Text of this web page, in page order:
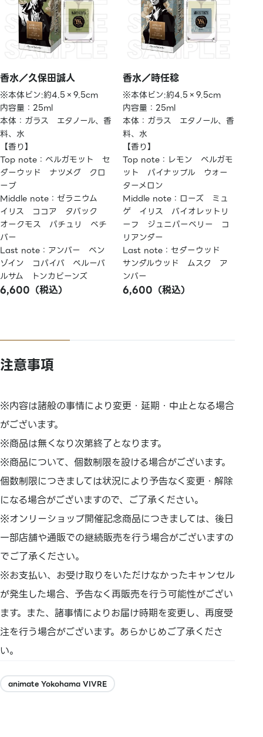
香水／久保田誠人
※本体ビン:約4.5×9.5cm
内容量：25ml
本体：ガラス エタノール、香
料、水
【香り】
Top note：ベルガモット セ
ダーウッド ナツメグ クロ
ーブ
Middle note：ゼラニウム
イリス ココア タバック
オークモス パチュリ ベチ
バー
Last note：アンバー ベン
ゾイン コパイバ ペルーバ
ルサム トンカビーンズ
6,600（税込）
香水／時任稔
※本体ビン:約4.5×9.5cm
内容量：25ml
本体：ガラス エタノール、香
料、水
【香り】
Top note：レモン ベルガモ
ット パイナップル ウォー
ターメロン
Middle note：ローズ ミュ
ゲ イリス バイオレットリ
ーフ ジュニパーベリー コ
リアンダー
Last note：セダーウッド
サンダルウッド ムスク ア
ンバー
6,600（税込）
注意事項
※内容は諸般の事情により変更・延期・中止となる場合
がございます。
※商品は無くなり次第終了となります。
※商品について、個数制限を設ける場合がございます。
個数制限につきましては状況により予告なく変更・解除
になる場合がございますので、ご了承ください。
※オンリーショップ開催記念商品につきましては、後日
一部店舗や通販での継続販売を行う場合がございますの
でご了承ください。
※お支払い、お受け取りをいただけなかったキャンセル
が発生した場合、予告なく再販売を行う可能性がござい
ます。また、諸事情によりお届け時期を変更し、再度受
注を行う場合がございます。あらかじめご了承くださ
い。
animate Yokohama VIVRE